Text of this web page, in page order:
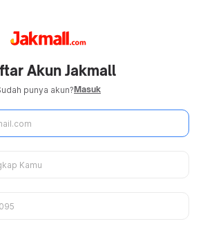
Akun Jakmall
punya akun?Masuk